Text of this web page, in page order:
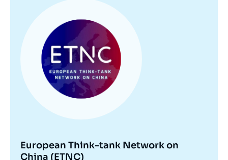
principale
European Think-tank Network on
China (ETNC)